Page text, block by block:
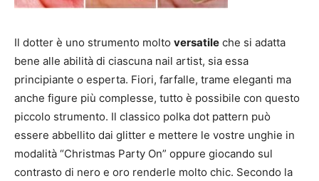
Il dotter è uno strumento molto versatile che si adatta
bene alle abilità di ciascuna nail artist, sia essa
principiante o esperta. Fiori, farfalle, trame eleganti ma
anche figure più complesse, tutto è possibile con questo
piccolo strumento. Il classico polka dot pattern può
essere abbellito dai glitter e mettere le vostre unghie in
modalità “Christmas Party On” oppure giocando sul
contrasto di nero e oro renderle molto chic. Secondo la